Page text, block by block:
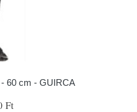
60 cm - GUIRCA
Ft